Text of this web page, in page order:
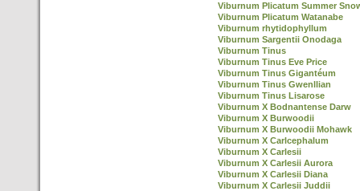
Viburnum Plicatum Summer
Viburnum Plicatum Watanabe
Viburnum rhytidophyllum
Viburnum Sargentii Onodaga
Viburnum Tinus
Viburnum Tinus Eve Price
Viburnum Tinus Gigantéum
Viburnum Tinus Gwenllian
Viburnum Tinus Lisarose
Viburnum X Bodnantense Darw
Viburnum X Burwoodii
Viburnum X Burwoodii Mohawk
Viburnum X Carlcephalum
Viburnum X Carlesii
Viburnum X Carlesii Aurora
Viburnum X Carlesii Diana
Viburnum X Carlesii Juddii